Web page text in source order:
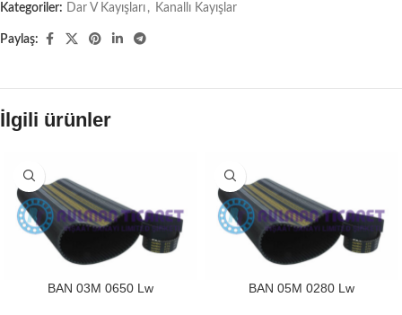
Kategoriler:
Dar V Kayışları , Kanallı Kayışlar
Paylaş:
İlgili ürünler
BAN 03M 0650 Lw BAN 05M 0280 Lw